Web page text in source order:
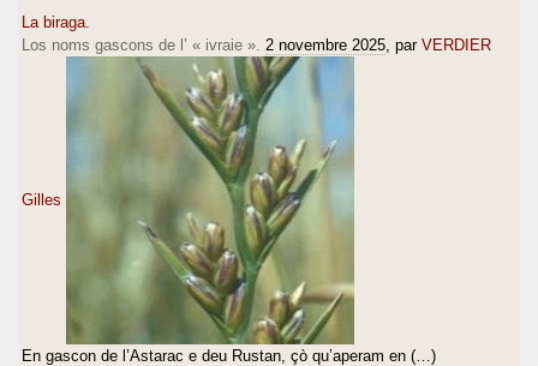
La biraga.
Los noms gascons de l’ « ivraie ». 2 novembre 2025 , par VERDIER
Gilles
En gascon de l’Astarac e deu Rustan, çò qu’aperam en (…)